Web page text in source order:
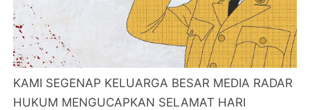
KAMI SEGENAP KELUARGA BESAR MEDIA RADAR
HUKUM MENGUCAPKAN SELAMAT HARI